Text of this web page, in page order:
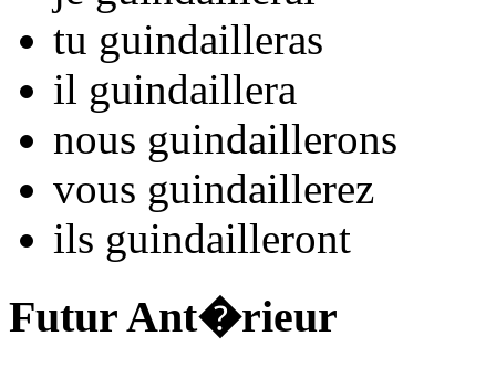
tu guindailleras
il guindaillera
nous guindaillerons
vous guindaillerez
ils guindailleront
Futur Ant�rieur